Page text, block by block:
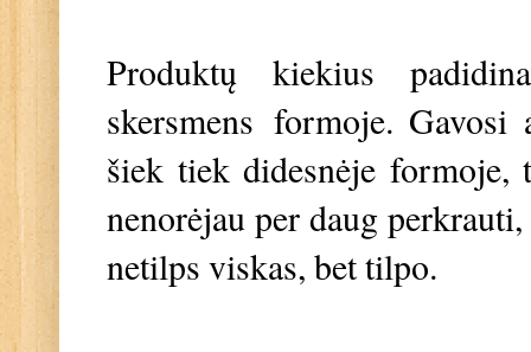
Produktų kiekius
skersmens formoje. Gavosi
šiek tiek didesnėje
nenorėjau per daug
netilps viskas, bet tilpo.